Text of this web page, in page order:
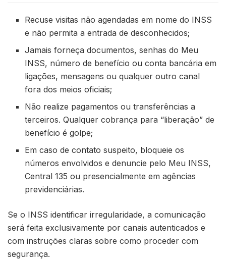
Recuse visitas não agendadas em nome do INSS
e não permita a entrada de desconhecidos;
Jamais forneça documentos, senhas do Meu
INSS, número de benefício ou conta bancária em
ligações, mensagens ou qualquer outro canal
fora dos meios oficiais;
Não realize pagamentos ou transferências a
terceiros. Qualquer cobrança para “liberação” de
benefício é golpe;
Em caso de contato suspeito, bloqueie os
números envolvidos e denuncie pelo Meu INSS,
Central 135 ou presencialmente em agências
previdenciárias.
Se o INSS identificar irregularidade, a comunicação
será feita exclusivamente por canais autenticados e
com instruções claras sobre como proceder com
segurança.